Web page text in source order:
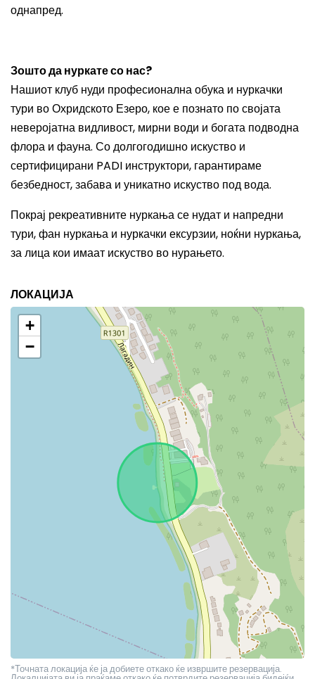
однапред.
Зошто да нуркате со нас?
Нашиот клуб нуди професионална обука и нуркачки
тури во Охридското Езеро, кое е познато по својата
неверојатна видливост, мирни води и богата подводна
флора и фауна. Со долгогодишно искуство и
сертифицирани PADI инструктори, гарантираме
безбедност, забава и уникатно искуство под вода.
Покрај рекреативните нуркања се нудат и напредни
тури, фан нуркања и нуркачки ексурзии, ноќни нуркања,
за лица кои имаат искуство во нурањето.
ЛОКАЦИЈА
+
−
*Точната локација ќе ја добиете откако ќе извршите резервација.